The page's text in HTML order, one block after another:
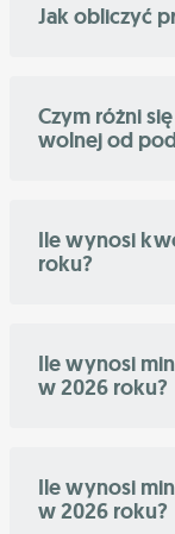
Jak obliczyć
Czym różni
wolnej od
Ile wynosi
roku?
Ile wynosi
w 2026 roku?
Ile wynosi
w 2026 roku?